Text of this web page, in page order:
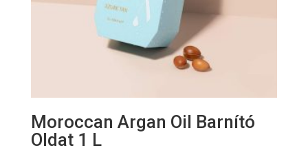
Moroccan Argan Oil Barnító
Oldat 1 L